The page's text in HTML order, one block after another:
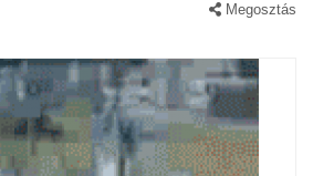
Megosztás